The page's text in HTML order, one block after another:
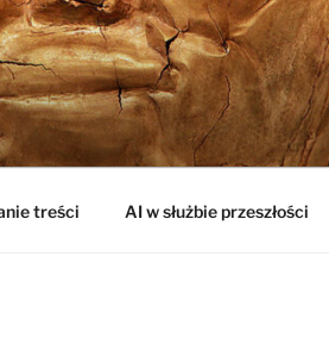
treści AI w służbie przeszłości